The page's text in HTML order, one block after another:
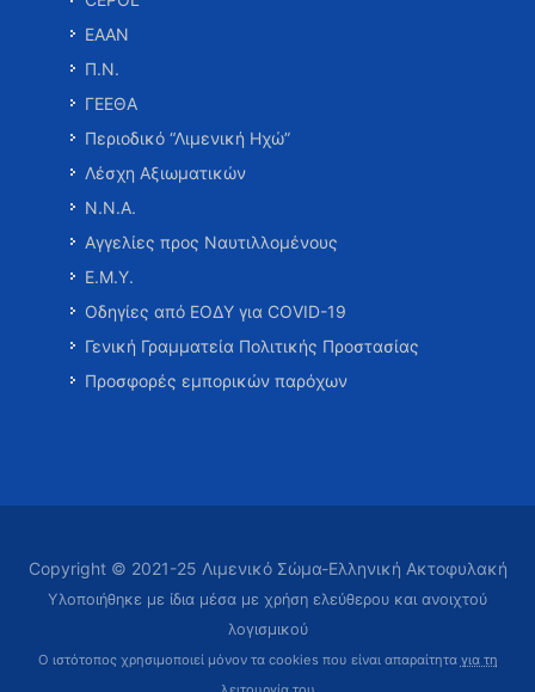
ΕΑΑΝ
Π.Ν.
ΓΕΕΘΑ
Περιοδικό “Λιμενική Ηχώ”
Λέσχη Αξιωματικών
Ν.Ν.Α.
Αγγελίες προς Ναυτιλλομένους
Ε.Μ.Υ.
Οδηγίες από ΕΟΔΥ για COVID-19
Γενική Γραμματεία Πολιτικής Προστασίας
Προσφορές εμπορικών παρόχων
Copyright © 2021-25 Λιμενικό Σώμα-Ελληνική Ακτοφυλακή
Υλοποιήθηκε με ίδια μέσα με χρήση ελεύθερου και ανοιχτού
λογισμικού
Ο ιστότοπος χρησιμοποιεί μόνον τα cookies που είναι απαραίτητα για τη